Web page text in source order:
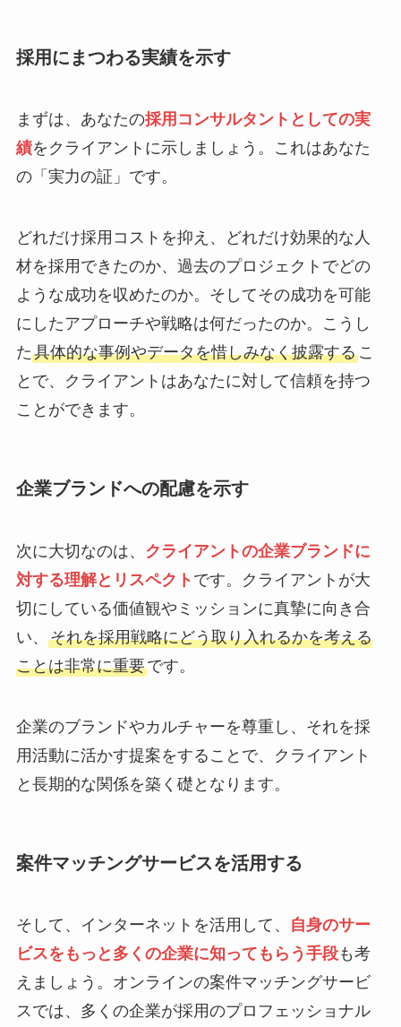
採用にまつわる実績を示す
まずは、あなたの採用コンサルタントとしての実
績をクライアントに示しましょう。これはあなた
の「実力の証」です。
どれだけ採用コストを抑え、どれだけ効果的な人
材を採用できたのか、過去のプロジェクトでどの
ような成功を収めたのか。そしてその成功を可能
にしたアプローチや戦略は何だったのか。こうし
た具体的な事例やデータを惜しみなく披露するこ
とで、クライアントはあなたに対して信頼を持つ
ことができます。
企業ブランドへの配慮を示す
次に大切なのは、 クライアントの企業ブランドに
対する理解とリスペクト です。クライアントが大
切にしている価値観やミッションに真摯に向き合
い、 それを採用戦略にどう取り入れるかを考える
ことは非常に重要です。
企業のブランドやカルチャーを尊重し、それを採
用活動に活かす提案をすることで、クライアント
と長期的な関係を築く礎となります。
案件マッチングサービスを活用する
そして、インターネットを活用して、
自身のサー
ビスをもっと多くの企業に知ってもらう手段も考
えましょう。オンラインの案件マッチングサービ
スでは、多くの企業が採用のプロフェッショナル